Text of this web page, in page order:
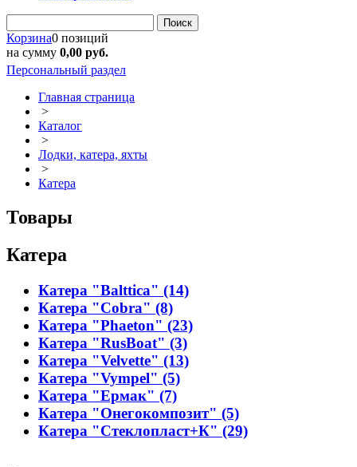
Поиск
Корзина0 позиций
на сумму 0,00 руб.
Персональный раздел
Главная страница
>
Каталог
>
Лодки, катера, яхты
>
Катера
Товары
Катера
Катера "Balttica" (14)
Катера "Cobra" (8)
Катера "Phaeton" (23)
Катера "RusBoat" (3)
Катера "Velvette" (13)
Катера "Vympel" (5)
Катера "Ермак" (7)
Катера "Онегокомпозит" (5)
Катера "Стеклопласт+К" (29)